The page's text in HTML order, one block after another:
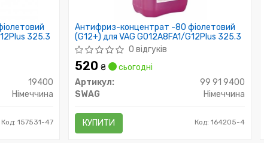
325.3
19400
Німеччина
Код: 157531-47
Антифриз-концентрат -80 фіолетовий
(G12+) для VAG G012A8FA1/G12Plus 325.3
0 відгуків
520₴
сьогодні
Артикул:
99 91 9400
SWAG
Німеччина
КУПИТИ Код: 164205-4